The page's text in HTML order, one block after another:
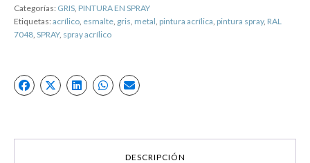
Categorías: GRIS PINTURA EN SPRAY
Etiquetas: acrílico esmalte gris metal pintura acrílica pintura spray, RAL
7048 SPRAY, spray acrílico
DESCRIPCIÓN